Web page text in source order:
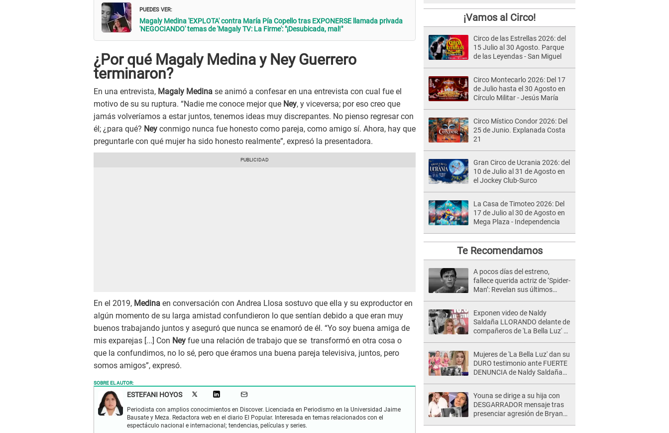
PUEDES VER:
Magaly Medina 'EXPLOTA' contra María Pía Copello tras EXPONERSE llamada privada
'NEGOCIANDO' temas de 'Magaly TV: La Firme': "¡Desubicada, mal!"
¿Por qué Magaly Medina y Ney Guerrero
terminaron?
En una entrevista, Magaly Medina se animó a confesar en una entrevista con cual fue el
motivo de su su ruptura. “Nadie me conoce mejor que Ney, y viceversa; por eso creo que
jamás volveríamos a estar juntos, tenemos ideas muy discrepantes. No pienso regresar con
él; ¿para qué? Ney conmigo nunca fue honesto como pareja, como amigo sí. Ahora, hay que
preguntarle con qué mujer ha sido honesto realmente”, expresó la presentadora.
En el 2019, Medina en conversación con Andrea Llosa sostuvo que ella y su exproductor en
algún momento de su larga amistad confundieron lo que sentían debido a que eran muy
buenos trabajando juntos y aseguró que nunca se enamoró de él. “Yo soy buena amiga de
mis exparejas [...] Con Ney fue una relación de trabajo que se transformó en otra cosa o
que la confundimos, no lo sé, pero que éramos una buena pareja televisiva, juntos, pero
somos amigos”, expresó.
SOBRE EL AUTOR:
ESTEFANI HOYOS
Periodista con amplios conocimientos en Discover. Licenciada en Periodismo en la Universidad Jaime
Bausate y Meza. Redactora web en el diario El Popular. Interesada en temas relacionados con el
espectáculo nacional e internacional; tendencias, películas y series.
¡Vamos al Circo!
Circo de las Estrellas 2026: del
15 Julio al 30 Agosto. Parque
de las Leyendas - San Miguel
Circo Montecarlo 2026: Del 17
de Julio hasta el 30 Agosto en
Círculo Militar - Jesús María
Circo Místico Condor 2026: Del
25 de Junio. Explanada Costa
21
Gran Circo de Ucrania 2026: del
10 de Julio al 31 de Agosto en
el Jockey Club-Surco
La Casa de Timoteo 2026: Del
17 de Julio al 30 de Agosto en
Mega Plaza - Independencia
Te Recomendamos
A pocos días del estreno,
fallece querida actriz de ‘Spider-
Man’: Revelan sus últimos
Exponen video de Naldy
Saldaña LLORANDO delante de
compañeros de 'La Bella Luz' y
Mujeres de 'La Bella Luz' dan su
DURO testimonio ante FUERTE
DENUNCIA de Naldy Saldaña
Youna se dirige a su hija con
DESGARRADOR mensaje tras
presenciar agresión de Bryan